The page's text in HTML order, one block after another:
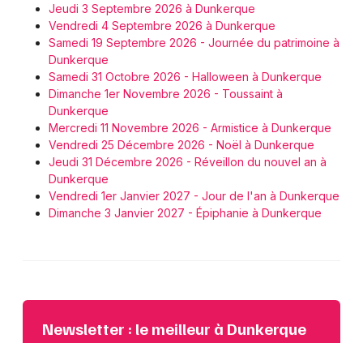
Jeudi 3 Septembre 2026 à Dunkerque
Vendredi 4 Septembre 2026 à Dunkerque
Samedi 19 Septembre 2026 - Journée du patrimoine à
Dunkerque
Samedi 31 Octobre 2026 - Halloween à Dunkerque
Dimanche 1er Novembre 2026 - Toussaint à
Dunkerque
Mercredi 11 Novembre 2026 - Armistice à Dunkerque
Vendredi 25 Décembre 2026 - Noël à Dunkerque
Jeudi 31 Décembre 2026 - Réveillon du nouvel an à
Dunkerque
Vendredi 1er Janvier 2027 - Jour de l'an à Dunkerque
Dimanche 3 Janvier 2027 - Épiphanie à Dunkerque
Newsletter : le meilleur à Dunkerque